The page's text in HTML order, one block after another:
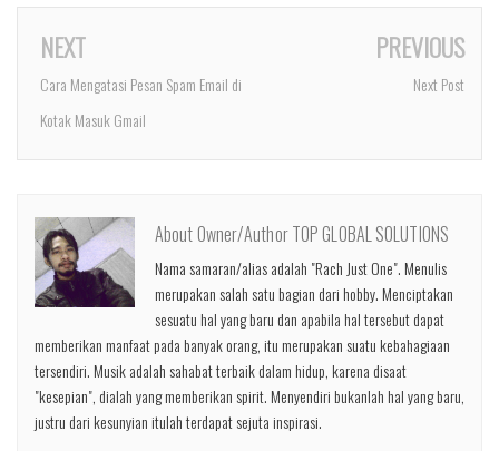
NEXT
Cara Mengatasi Pesan Spam Email di
Kotak Masuk Gmail
PREVIOUS
Next Post
About Owner/Author TOP GLOBAL SOLUTIONS
Nama samaran/alias adalah "Rach Just One". Menulis
merupakan salah satu bagian dari hobby. Menciptakan
sesuatu hal yang baru dan apabila hal tersebut dapat
memberikan manfaat pada banyak orang, itu merupakan suatu kebahagiaan
tersendiri. Musik adalah sahabat terbaik dalam hidup, karena disaat
"kesepian", dialah yang memberikan spirit. Menyendiri bukanlah hal yang baru,
justru dari kesunyian itulah terdapat sejuta inspirasi.